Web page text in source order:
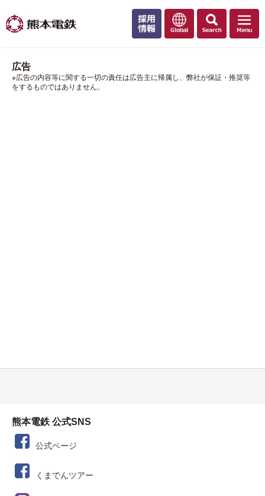
広告
※広告の内容等に関する一切の責任は広告主に帰属し、弊社が保証・推奨等
をするものではありません。
熊本電鉄 公式SNS
公式ページ
くまでんツアー